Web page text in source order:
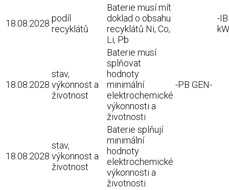
18.08.2028 podíl
recyklátů
Baterie musí mít
doklad o obsahu
recyklátů Ni, Co,
Li, Pb
-
18.08.2028
stav,
výkonnost a
životnost
Baterie musí
splňovat
hodnoty
minimální
elektrochemické
výkonnosti a
životnosti
-PB GEN-
18.08.2028
stav,
výkonnost a
životnost
Baterie splňují
minimální
hodnoty
elektrochemické
výkonnosti a
životnosti